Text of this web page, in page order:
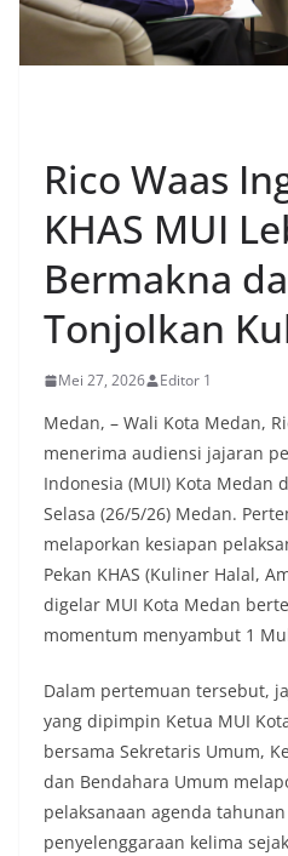
Rico Waas
KHAS MUI
Bermakna
Tonjolkan
Mei 27, 2026 Editor 1
Medan, – Wali Kota Medan,
menerima audiensi jajaran
Indonesia (MUI) Kota Medan
Selasa (26/5/26) Medan.
melaporkan kesiapan
Pekan KHAS (Kuliner Halal,
digelar MUI Kota Medan
momentum menyambut 1
Dalam pertemuan tersebut,
yang dipimpin Ketua MUI
bersama Sekretaris Umum,
dan Bendahara Umum
pelaksanaan agenda
penyelenggaraan kelima